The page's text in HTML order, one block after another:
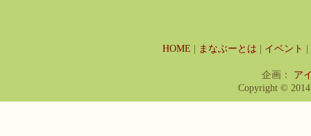
HOME まなぶーとは イベント
企画： ア
Copyright © 2014